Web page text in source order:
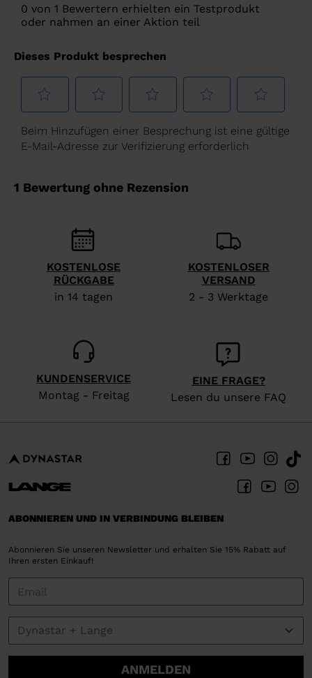
the
website
version
United
States.
mittlerem Volumen oder Skifahrer entwickelt, die eine
KOSTENLOSE
RÜCKGABE
in 14 tagen
KOSTENLOSER
VERSAND
2 - 3 Werktage
KUNDENSERVICE
Montag - Freitag
EINE FRAGE?
Lesen du unsere FAQ
ABONNIEREN UND IN VERBINDUNG BLEIBEN
Abonnieren Sie unseren Newsletter und erhalten Sie 15% Rabatt auf
Ihren ersten Einkauf!
ANMELDEN